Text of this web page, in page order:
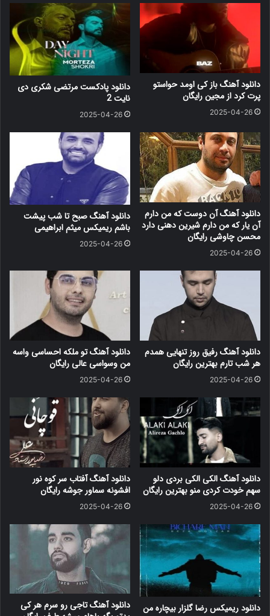
دانلود آهنگ باز کی اومد حواستو
پرت کرد از مجین رایگان
2025-04-26
دانلود پادکست مرتضی شکری دی
نایت 2
2025-04-26
دانلود آهنگ آن دوست که من دارم
آن یار که من دارم شیرین دهنی دارد
محسن چاوشی رایگان
2025-04-26
دانلود آهنگ صبح تا شب پیشت
باشم ریمیکس میثم ابراهیمی
2025-04-26
دانلود آهنگ رفیق روز تنهایی همدم
هر شب تارم بهترین رایگان
2025-04-26
دانلود آهنگ تو ملکه احساسی واسه
من وسواسی عالی رایگان
2025-04-26
دانلود آهنگ الکی الکی بردی دلو
سهم خودت کردی منو بهترین رایگان
2025-04-26
دانلود آهنگ آفتاب سر کوه نور
افشونه سماور جوشه رایگان
2025-04-26
دانلود ریمیکس رضا گلزار بیچاره من
دانلود آهنگ تاجی رو سرم هر کی